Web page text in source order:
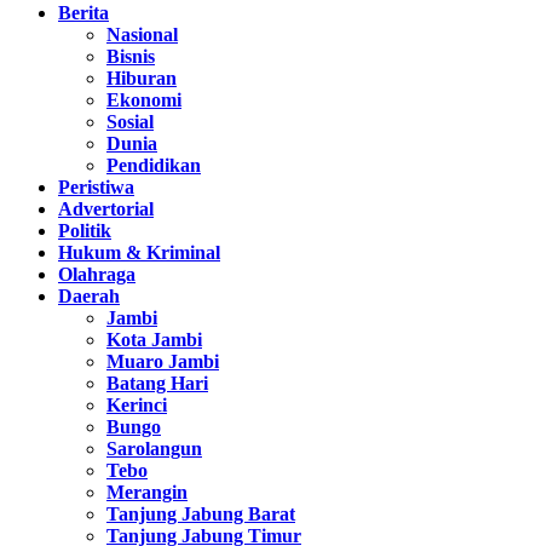
Berita
Nasional
Bisnis
Hiburan
Ekonomi
Sosial
Dunia
Pendidikan
Peristiwa
Advertorial
Politik
Hukum & Kriminal
Olahraga
Daerah
Jambi
Kota Jambi
Muaro Jambi
Batang Hari
Kerinci
Bungo
Sarolangun
Tebo
Merangin
Tanjung Jabung Barat
Tanjung Jabung Timur